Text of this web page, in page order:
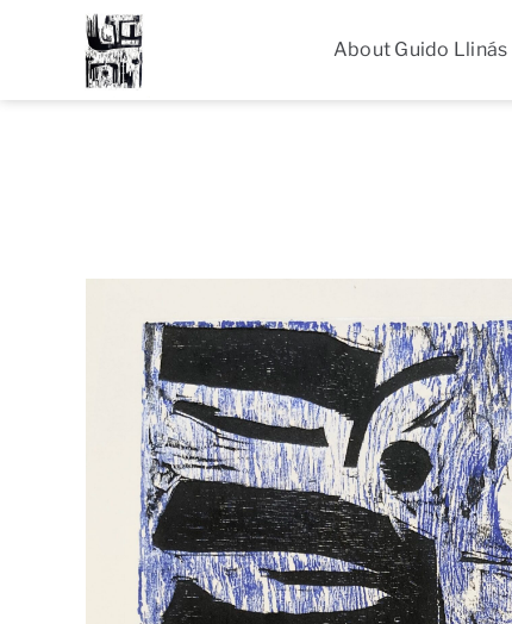
About Guido Llinás